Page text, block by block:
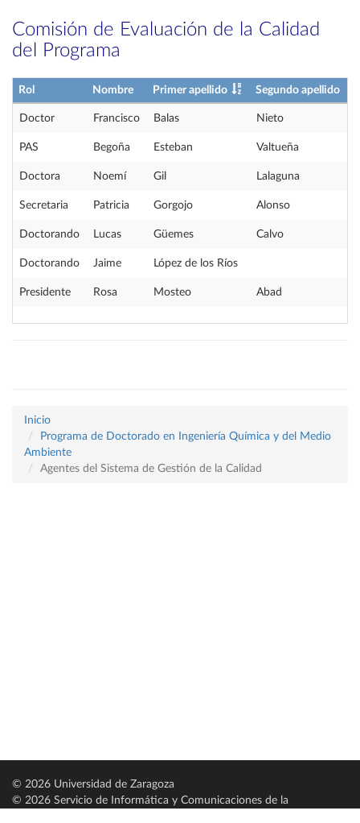
Comisión de Evaluación de la Calidad
del Programa
Rol Nombre Primer apellido Segundo apellido
Doctor Francisco Balas Nieto
PAS Begoña Esteban Valtueña
Doctora Noemí Gil Lalaguna
Secretaria Patricia Gorgojo Alonso
Doctorando Lucas Güemes Calvo
Doctorando Jaime López de los Ríos
Presidente Rosa Mosteo Abad
Inicio
Programa de Doctorado en Ingeniería Química y del Medio
Ambiente
Agentes del Sistema de Gestión de la Calidad
© 2026 Universidad de Zaragoza
© 2026 Servicio de Informática y Comunicaciones de la